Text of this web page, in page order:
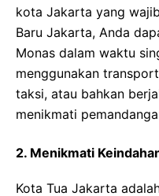
kota Jakarta yang
Baru Jakarta, Anda
Monas dalam waktu
menggunakan
taksi, atau bahkan
menikmati
2. Menikmati
Kota Tua Jakarta